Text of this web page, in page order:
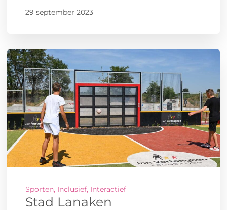
29 september 2023
Sporten, Inclusief, Interactief
Stad Lanaken